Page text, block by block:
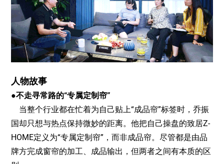
人物故事
●不走寻常路的“专属定制帘”
当整个行业都在忙着为自己贴上“成品帘”标签时，乔振
国却只想与热点保持微妙的距离。他把自己操盘的致居Z-
HOME定义为“专属定制帘”，而非成品帘。尽管都是由品
牌方完成窗帘的加工、成品输出，但两者之间有本质的区